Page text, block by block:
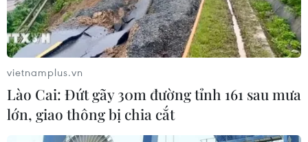
Nghị quyết số 30 cho đến khi luật sửa đổi, bổ
sung một số điều của Luật Dược năm 2016 có
hiệu lực.
vietnamplus.vn
Lào Cai: Đứt gãy 30m đường tỉnh 161 sau mưa
lớn, giao thông bị chia cắt